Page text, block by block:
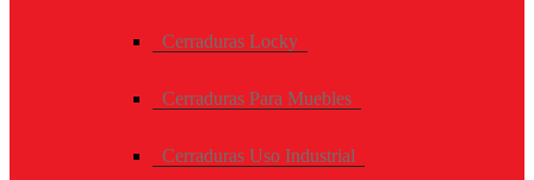
Cerraduras Locky
Cerraduras Para Muebles
Cerraduras Uso Industrial